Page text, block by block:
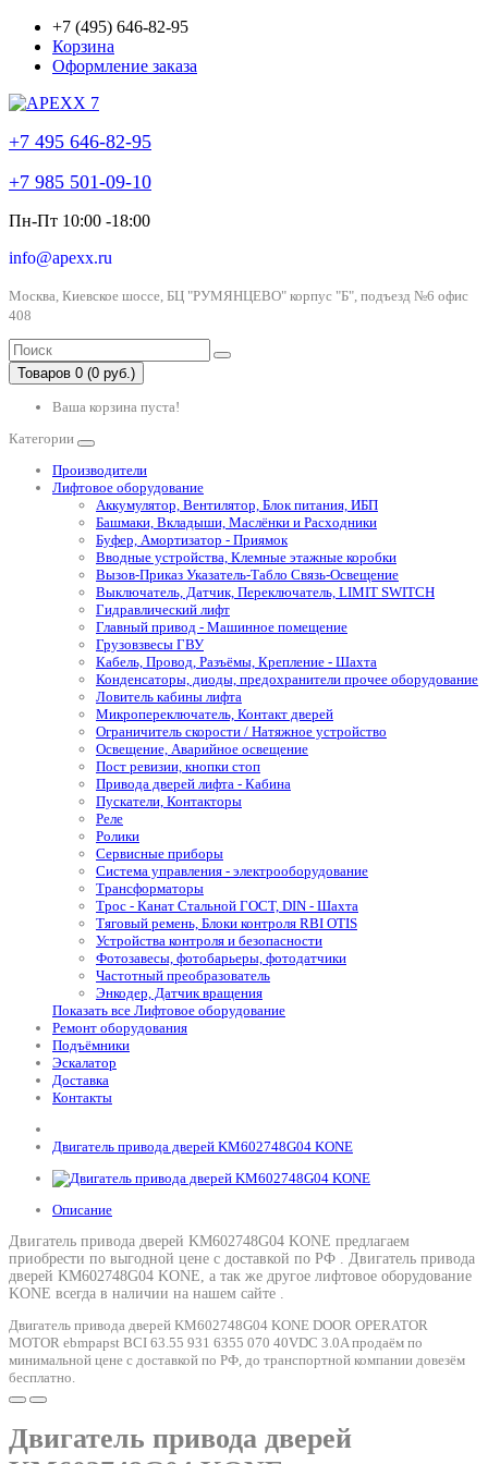
+7 (495) 646-82-95
Корзина
Оформление заказа
+7 495 646-82-95
+7 985 501-09-10
Пн-Пт 10:00 -18:00
info@apexx.ru
Москва, Киевское шоссе, БЦ "РУМЯНЦЕВО" корпус "Б", подъезд №6 офис
408
Товаров 0 (0 руб.)
Ваша корзина пуста!
Категории
Производители
Лифтовое оборудование
Аккумулятор, Вентилятор, Блок питания, ИБП
Башмаки, Вкладыши, Маслёнки и Расходники
Буфер, Амортизатор - Приямок
Вводные устройства, Клемные этажные коробки
Вызов-Приказ Указатель-Табло Связь-Освещение
Выключатель, Датчик, Переключатель, LIMIT SWITCH
Гидравлический лифт
Главный привод - Машинное помещение
Грузовзвесы ГВУ
Кабель, Провод, Разъёмы, Крепление - Шахта
Конденсаторы, диоды, предохранители прочее оборудование
Ловитель кабины лифта
Микропереключатель, Контакт дверей
Ограничитель скорости / Натяжное устройство
Освещение, Аварийное освещение
Пост ревизии, кнопки стоп
Привода дверей лифта - Кабина
Пускатели, Контакторы
Реле
Ролики
Сервисные приборы
Система управления - электрооборудование
Трансформаторы
Трос - Канат Стальной ГОСТ, DIN - Шахта
Тяговый ремень, Блоки контроля RBI OTIS
Устройства контроля и безопасности
Фотозавесы, фотобарьеры, фотодатчики
Частотный преобразователь
Энкодер, Датчик вращения
Показать все Лифтовое оборудование
Ремонт оборудования
Подъёмники
Эскалатор
Доставка
Контакты
Двигатель привода дверей KM602748G04 KONE
Описание
Двигатель привода дверей KM602748G04 KONE предлагаем
приобрести по выгодной цене с доставкой по РФ . Двигатель привода
дверей KM602748G04 KONE, а так же другое лифтовое оборудование
KONE всегда в наличии на нашем сайте .
Двигатель привода дверей KM602748G04 KONE DOOR OPERATOR
MOTOR ebmpapst BCI 63.55 931 6355 070 40VDC 3.0A продаём по
минимальной цене с доставкой по РФ, до транспортной компании довезём
бесплатно.
Двигатель привода дверей